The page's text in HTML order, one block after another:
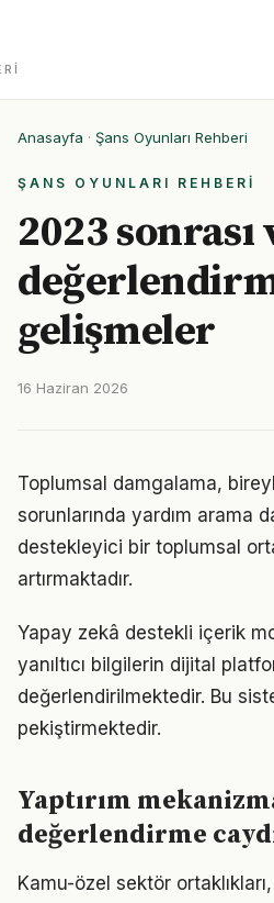
Anasayfa · Şans Oyunları Rehberi
ŞANS OYUNLARI REHBERI
2023
gelişmeler
16 Haziran 2026
Toplumsal damgalama,
sorunlarında yardım arama
destekleyici bir toplumsal
artırmaktadır.
Yapay zekâ destekli içerik
yanıltıcı bilgilerin dijital
değerlendirilmektedir. Bu
pekiştirmektedir.
Yaptırım
değerlendirme
Kamu-özel sektör